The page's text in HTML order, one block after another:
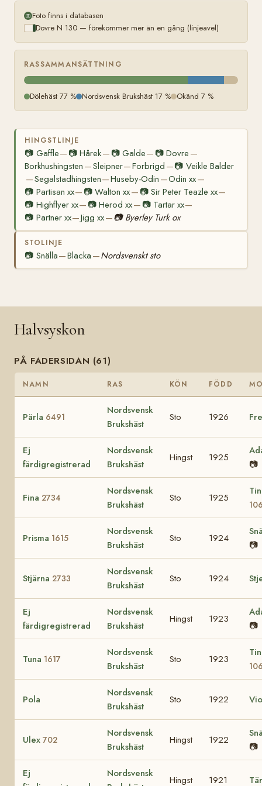
Foto finns i databasen
Dovre N 130 — förekommer mer än en gång (linjeavel)
RASSAMMANSÄTTNING
Dölehäst 77 % Nordsvensk Brukshäst 17 % Okänd 7 %
HINGSTLINJE
📷 Gaffle— 📷Hårek— 📷 Galde— 📷 Dovre —
Borkhushingsten —Sleipner—Forbrigd —📷 Veikle Balder
—Segalstadhingsten—Huseby-Odin —Odin xx—
📷 Partisan xx— 📷Walton xx— 📷 Sir Peter Teazle xx—
📷 Highflyer xx— 📷Herod xx— 📷 Tartar xx—
📷 Partner xx—Jigg xx—📷 Byerley Turk ox
STOLINJE
📷 Snälla—Blacka —Nordsvenskt sto
Halvsyskon
PÅ FADERSIDAN (61)
NAMN RAS KÖN FÖDD
Pärla 6491
Nordsvensk
Brukshäst
Sto 1926
Ej
färdigregistrerad
Nordsvensk
Brukshäst
Hingst 1925
📷
Fina 2734
Nordsvensk
Brukshäst
Sto 1925
Prisma 1615
Nordsvensk
Brukshäst
Sto 1924
📷
Stjärna 2733
Nordsvensk
Brukshäst
Sto 1924
Ej
färdigregistrerad
Nordsvensk
Brukshäst
Hingst 1923
📷
Tuna 1617
Nordsvensk
Brukshäst
Sto 1923
Pola
Nordsvensk
Brukshäst
Sto 1922
Ulex 702
Nordsvensk
Brukshäst
Hingst 1922
📷
Ej
Nordsvensk
Hingst 1921